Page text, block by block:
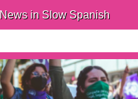
News in Slow Spanish